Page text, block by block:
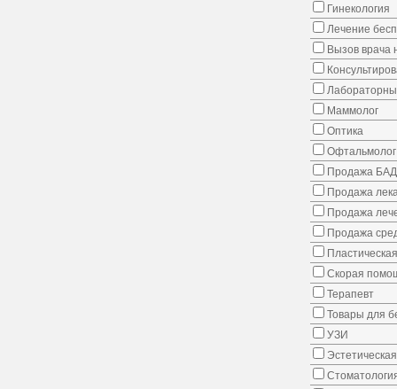
Гинекология
Лечение
Вызов врача
Маммолог
Оптика
Офтальмолог
Продажа
Продажа
Продажа
Продажа
Скорая
Терапевт
Товары для
УЗИ